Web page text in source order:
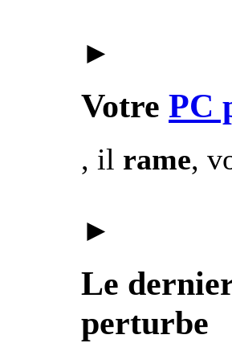
►
Votre PC
, il rame,
►
Le
perturbe